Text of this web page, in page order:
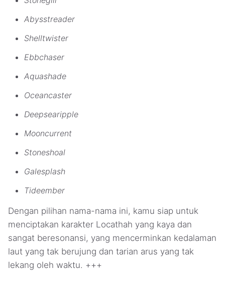
Abysstreader
Shelltwister
Ebbchaser
Aquashade
Oceancaster
Deepsearipple
Mooncurrent
Stoneshoal
Galesplash
Tideember
Dengan pilihan nama-nama ini, kamu siap untuk
menciptakan karakter Locathah yang kaya dan
sangat beresonansi, yang mencerminkan kedalaman
laut yang tak berujung dan tarian arus yang tak
lekang oleh waktu. +++